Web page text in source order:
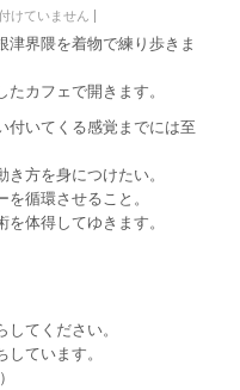
けていません
津界隈を着物で練り歩きま
カフェで開きます。
付いてくる感覚までには至
方を身につけたい。
循環させること。
体得してゆきます。
てください。
ています。